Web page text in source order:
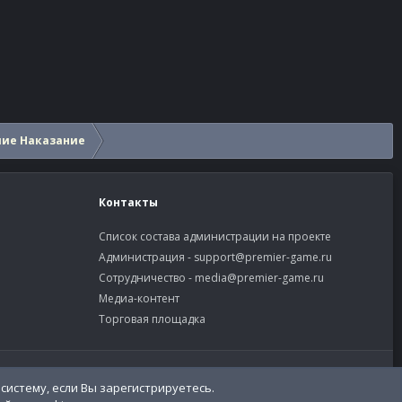
Наказание
Контакты
Список состава администрации на проекте
Администрация - support@premier-game.ru
Сотрудничество - media@premier-game.ru
Медиа-контент
Торговая площадка
и правила Политика конфиденциальности
если Вы зарегистрируетесь.